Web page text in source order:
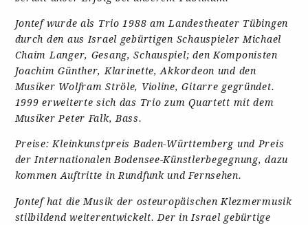
Jontef wurde als Trio 1988 am Landestheater Tübingen
durch den aus Israel gebürtigen Schauspieler Michael
Chaim Langer, Gesang, Schauspiel; den Komponisten
Joachim Günther, Klarinette, Akkordeon und den
Musiker Wolfram Ströle, Violine, Gitarre gegründet.
1999 erweiterte sich das Trio zum Quartett mit dem
Musiker Peter Falk, Bass.
Preise: Kleinkunstpreis Baden-Württemberg und Preis
der Internationalen Bodensee-Künstlerbegegnung, dazu
kommen Auftritte in Rundfunk und Fernsehen.
Jontef hat die Musik der osteuropäischen Klezmermusik
stilbildend weiterentwickelt. Der in Israel gebürtige